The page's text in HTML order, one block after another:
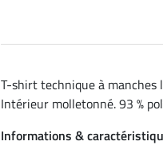
T-shirt technique à manches
Intérieur molletonné. 93 %
Informations &